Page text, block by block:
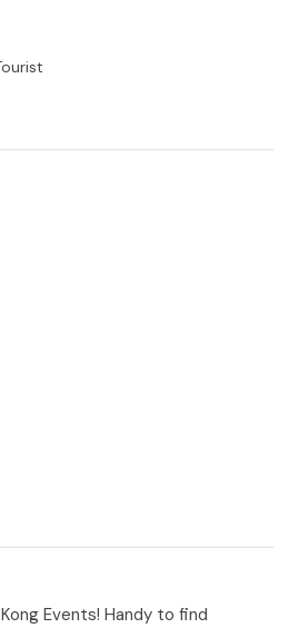
Events! Handy to find